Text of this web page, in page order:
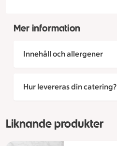
Mer information
Innehåll och allergener
Hur levereras din catering?
Liknande produkter